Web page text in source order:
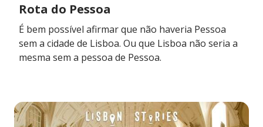
Rota do Pessoa
É bem possível afirmar que não haveria Pessoa
sem a cidade de Lisboa. Ou que Lisboa não seria a
mesma sem a pessoa de Pessoa.